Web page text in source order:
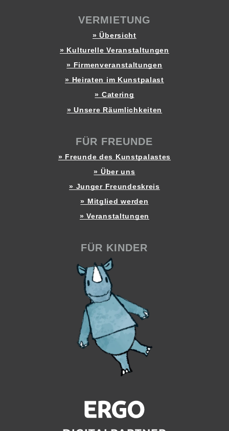
VERMIETUNG
» Übersicht
» Kulturelle Veranstaltungen
» Firmenveranstaltungen
» Heiraten im Kunstpalast
» Catering
» Unsere Räumlichkeiten
FÜR FREUNDE
» Freunde des Kunstpalastes
» Über uns
» Junger Freundeskreis
» Mitglied werden
» Veranstaltungen
FÜR KINDER